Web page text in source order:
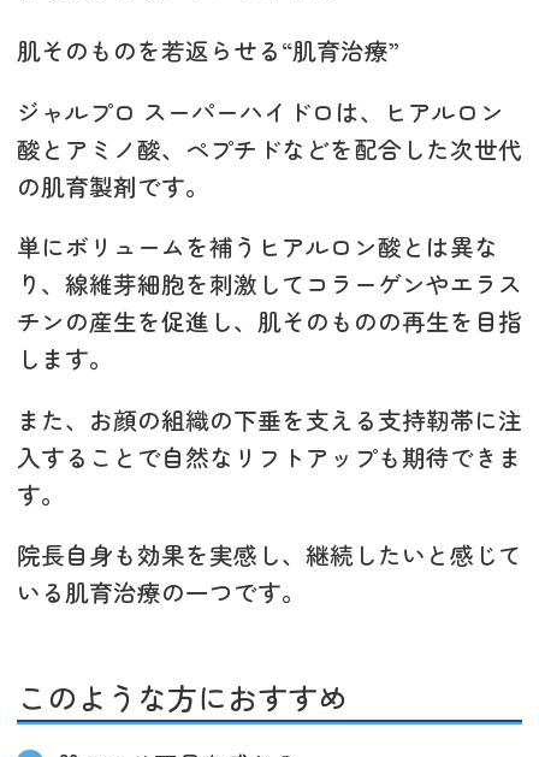
肌そのものを若返らせる“肌育治療”
ジャルプロ スーパーハイドロは、ヒアルロン
酸とアミノ酸、ペプチドなどを配合した次世代
の肌育製剤です。
単にボリュームを補うヒアルロン酸とは異な
り、線維芽細胞を刺激してコラーゲンやエラス
チンの産生を促進し、肌そのものの再生を目指
します。
また、お顔の組織の下垂を支える支持靭帯に注
入することで自然なリフトアップも期待できま
す。
院長自身も効果を実感し、継続したいと感じて
いる肌育治療の一つです。
このような方におすすめ